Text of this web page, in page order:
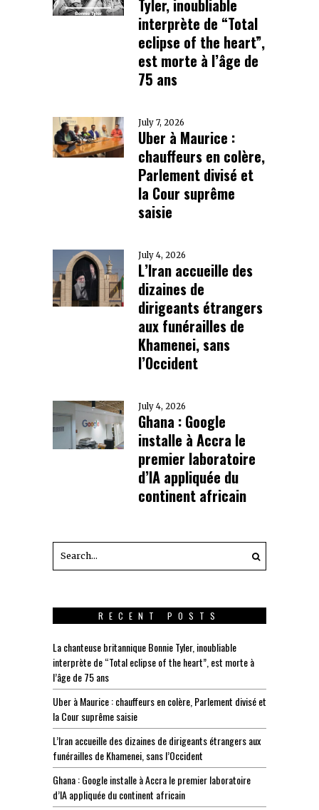
Tyler, inoubliable
interprète de “Total
eclipse of the heart”,
est morte à l’âge de
75 ans
July 7, 2026
Uber à Maurice :
chauffeurs en colère,
Parlement divisé et
la Cour suprême
saisie
July 4, 2026
L’Iran accueille des
dizaines de
dirigeants étrangers
aux funérailles de
Khamenei, sans
l’Occident
July 4, 2026
Ghana : Google
installe à Accra le
premier laboratoire
d’IA appliquée du
continent africain
RECENT POSTS
La chanteuse britannique Bonnie Tyler, inoubliable
interprète de “Total eclipse of the heart”, est morte à
l’âge de 75 ans
Uber à Maurice : chauffeurs en colère, Parlement divisé et
la Cour suprême saisie
L’Iran accueille des dizaines de dirigeants étrangers aux
funérailles de Khamenei, sans l’Occident
Ghana : Google installe à Accra le premier laboratoire
d’IA appliquée du continent africain